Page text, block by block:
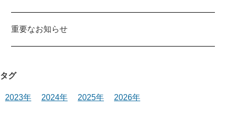
重要なお知らせ
タグ
2023年 2024年 2025年 2026年